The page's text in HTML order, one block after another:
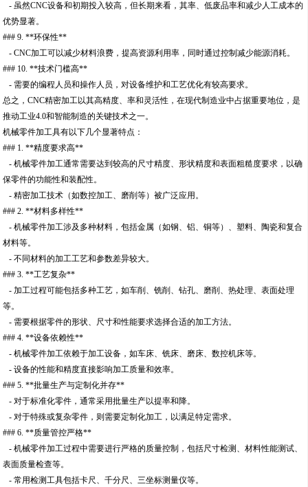
- 虽然CNC设备和初期投入较高，但长期来看，其率、低废品率和减少人工成本的
优势显著。
### 9. **环保性**
- CNC加工可以减少材料浪费，提高资源利用率，同时通过控制减少能源消耗。
### 10. **技术门槛高**
- 需要的编程人员和操作人员，对设备维护和工艺优化有较高要求。
总之，CNC精密加工以其高精度、率和灵活性，在现代制造业中占据重要地位，是
推动工业4.0和智能制造的关键技术之一。
机械零件加工具有以下几个显著特点：
### 1. **精度要求高**
- 机械零件加工通常需要达到较高的尺寸精度、形状精度和表面粗糙度要求，以确
保零件的功能性和装配性。
- 精密加工技术（如数控加工、磨削等）被广泛应用。
### 2. **材料多样性**
- 机械零件加工涉及多种材料，包括金属（如钢、铝、铜等）、塑料、陶瓷和复合
材料等。
- 不同材料的加工工艺和参数差异较大。
### 3. **工艺复杂**
- 加工过程可能包括多种工艺，如车削、铣削、钻孔、磨削、热处理、表面处理
等。
- 需要根据零件的形状、尺寸和性能要求选择合适的加工方法。
### 4. **设备依赖性**
- 机械零件加工依赖于加工设备，如车床、铣床、磨床、数控机床等。
- 设备的性能和精度直接影响加工质量和效率。
### 5. **批量生产与定制化并存**
- 对于标准化零件，通常采用批量生产以提率和降。
- 对于特殊或复杂零件，则需要定制化加工，以满足特定需求。
### 6. **质量管控严格**
- 机械零件加工过程中需要进行严格的质量控制，包括尺寸检测、材料性能测试、
表面质量检查等。
- 常用检测工具包括卡尺、千分尺、三坐标测量仪等。